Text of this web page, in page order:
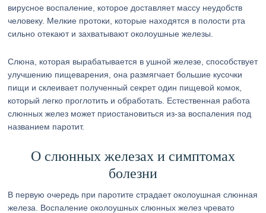
вирусное воспаление, которое доставляет массу неудобств
человеку. Мелкие протоки, которые находятся в полости рта
сильно отекают и захватывают околоушные железы.
Слюна, которая вырабатывается в ушной железе, способствует
улучшению пищеварения, она размягчает большие кусочки
пищи и склеивает полученный секрет один пищевой комок,
который легко проглотить и обработать. Естественная работа
слюнных желез может приостановиться из-за воспаления под
названием паротит.
О слюнных железах и симптомах
болезни
В первую очередь при паротите страдает околоушная слюнная
железа. Воспаление околоушных слюнных желез чревато